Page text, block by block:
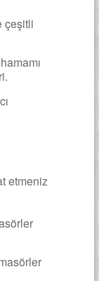
çeşitli
etmeniz